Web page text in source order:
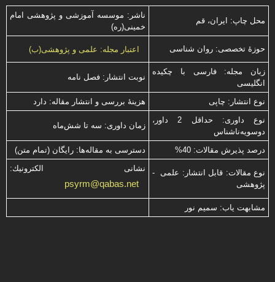
محل چاپ: ایران، قم
ناشر: موسسه آموزشی و پژوهشی امام
خمینی(ره)
حوزۀ تخصصی: روان شناسی اعتبار مجله: علمی و پژوهشی(ب)
زبان مجله: فارسی با چكیده
انگلیسی
نوبت انتشار: فصل نامه
نوع انتشار: چاپی
هزینۀ بررسی و انتشار مقاله: دارد
نوع داوری: حداقل 2 داور،
دوسویه‌ناشناس
زمان داوری: سه تا شش‌ماه
درصد پذیرش مقالات: 40% دسترسی به مقاله‌ها: رایگان (تمام متن)
نوع مقالات: قابل انتشار: علمی -
پژوهشی
نشانی الكترونیك:
psyrm@qabas.net
مشابهت ياب: سميم نور